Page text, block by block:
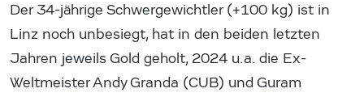
Der 34-jährige Schwergewichtler (+100 kg) ist in
Linz noch unbesiegt, hat in den beiden letzten
Jahren jeweils Gold geholt, 2024 u.a. die Ex-
Weltmeister Andy Granda (CUB) und Guram